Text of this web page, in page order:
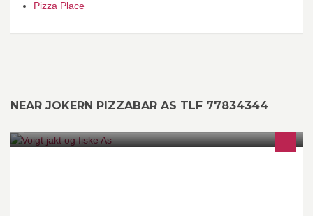
Pizza Place
NEAR JOKERN PIZZABAR AS TLF 77834344